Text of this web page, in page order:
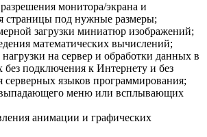
монитора/экрана и
страницы под нужные размеры;
загрузки миниатюр изображений;
математических вычислений;
на сервер и обработки данных в
подключения к Интернету и без
серверных языков программирования;
выпадающего меню или всплывающих
анимации и графических